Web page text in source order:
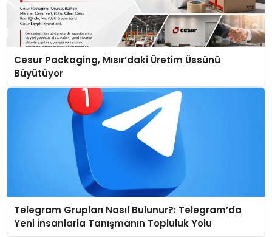
Cesur Packaging, Mısır’daki Üretim Üssünü
Büyütüyor
Telegram Grupları Nasıl Bulunur?: Telegram’da
Yeni İnsanlarla Tanışmanın Topluluk Yolu